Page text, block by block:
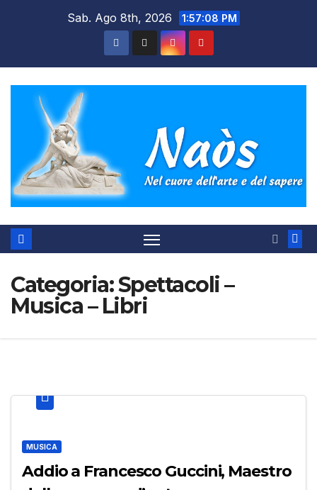
Sab. Ago 8th, 2026 1:57:08 PM
Categoria:Spettacoli –
Musica – Libri
MUSICA
Addio a Francesco Guccini, Maestro